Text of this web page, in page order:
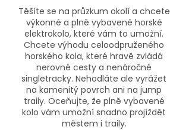
Těšíte se na průzkum okolí a chcete
výkonné a plně vybavené horské
elektrokolo, které vám to umožní.
Chcete výhodu celoodpruženého
horského kola, které hravě zvládá
nerovné cesty a nenáročné
singletracky. Nehodláte ale vyrážet
na kamenitý povrch ani na jump
traily. Oceňujte, že plně vybavené
kolo vám umožní snadno projíždět
městem i traily.